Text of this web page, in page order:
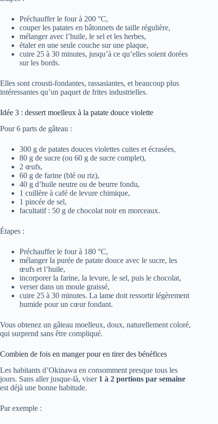
Préchauffer le four à 200 °C,
couper les patates en bâtonnets de taille régulière,
mélanger avec l’huile, le sel et les herbes,
étaler en une seule couche sur une plaque,
cuire 25 à 30 minutes, jusqu’à ce qu’elles soient dorées
sur les bords.
Elles sont crousti-fondantes, rassasiantes, et beaucoup plus
intéressantes qu’un paquet de frites industrielles.
Idée 3 : dessert moelleux à la patate douce violette
Pour 6 parts de gâteau :
300 g de patates douces violettes cuites et écrasées,
80 g de sucre (ou 60 g de sucre complet),
2 œufs,
60 g de farine (blé ou riz),
40 g d’huile neutre ou de beurre fondu,
1 cuillère à café de levure chimique,
1 pincée de sel,
facultatif : 50 g de chocolat noir en morceaux.
Étapes :
Préchauffer le four à 180 °C,
mélanger la purée de patate douce avec le sucre, les
œufs et l’huile,
incorporer la farine, la levure, le sel, puis le chocolat,
verser dans un moule graissé,
cuire 25 à 30 minutes. La lame doit ressortir légèrement
humide pour un cœur fondant.
Vous obtenez un gâteau moelleux, doux, naturellement coloré,
qui surprend sans être compliqué.
Combien de fois en manger pour en tirer des bénéfices
Les habitants d’Okinawa en consomment presque tous les
jours. Sans aller jusque-là, viser 1 à 2 portions par semaine
est déjà une bonne habitude.
Par exemple :